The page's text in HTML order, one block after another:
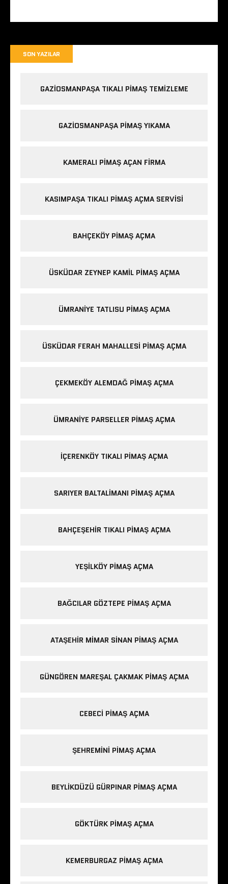
SON YAZILAR
GAZIOSMANPAŞA TIKALI PIMAŞ TEMIZLEME
GAZIOSMANPAŞA PIMAŞ YIKAMA
KAMERALI PIMAŞ AÇAN FIRMA
KASIMPAŞA TIKALI PIMAŞ AÇMA SERVISI
BAHÇEKÖY PIMAŞ AÇMA
ÜSKÜDAR ZEYNEP KAMIL PIMAŞ AÇMA
ÜMRANIYE TATLISU PIMAŞ AÇMA
ÜSKÜDAR FERAH MAHALLESI PIMAŞ AÇMA
ÇEKMEKÖY ALEMDAĞ PIMAŞ AÇMA
ÜMRANIYE PARSELLER PIMAŞ AÇMA
IÇERENKÖY TIKALI PIMAŞ AÇMA
SARIYER BALTALIMANI PIMAŞ AÇMA
BAHÇEŞEHIR TIKALI PIMAŞ AÇMA
YEŞILKÖY PIMAŞ AÇMA
BAĞCILAR GÖZTEPE PIMAŞ AÇMA
ATAŞEHIR MIMAR SINAN PIMAŞ AÇMA
GÜNGÖREN MAREŞAL ÇAKMAK PIMAŞ AÇMA
CEBECI PIMAŞ AÇMA
ŞEHREMINI PIMAŞ AÇMA
BEYLIKDÜZÜ GÜRPINAR PIMAŞ AÇMA
GÖKTÜRK PIMAŞ AÇMA
KEMERBURGAZ PIMAŞ AÇMA